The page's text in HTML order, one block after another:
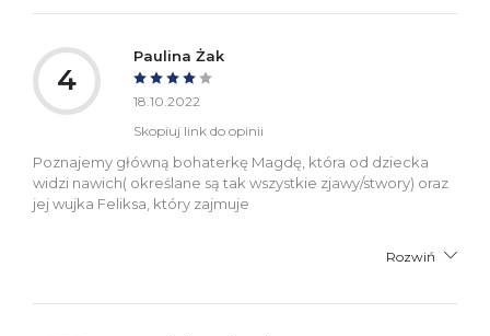
4
Paulina Żak
18.10.2022
Skopiuj link do opinii
Poznajemy główną bohaterkę Magdę, która od dziecka
widzi nawich( określane są tak wszystkie zjawy/stwory) oraz
jej wujka Feliksa, który zajmuje
Rozwiń